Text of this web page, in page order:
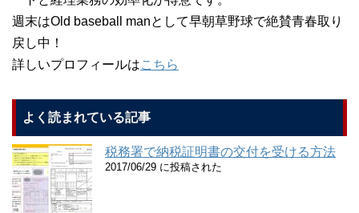
週末はOld baseball manとして早朝草野球で絶賛青春取り
戻し中！
詳しいプロフィールはこちら
よく読まれている記事
税務署で納税証明書の交付を受ける方法
2017/06/29 に投稿された